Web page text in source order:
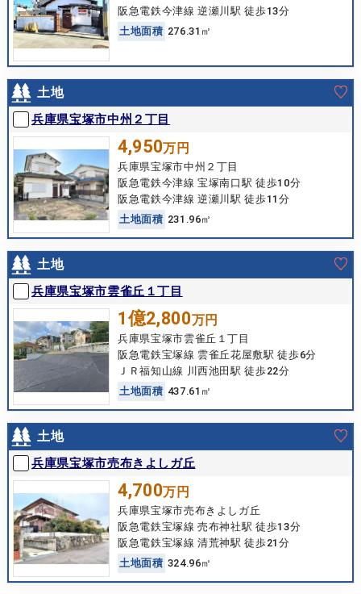
阪急電鉄今津線 逆瀬川駅 徒歩13分
土地面積 276.31㎡
土地
兵庫県宝塚市中州２丁目
4,950万円
兵庫県宝塚市中州２丁目
阪急電鉄今津線 宝塚南口駅 徒歩10分
阪急電鉄今津線 逆瀬川駅 徒歩11分
土地面積 231.96㎡
土地
兵庫県宝塚市雲雀丘１丁目
1億2,800万円
兵庫県宝塚市雲雀丘１丁目
阪急電鉄宝塚線 雲雀丘花屋敷駅 徒歩6分
ＪＲ福知山線 川西池田駅 徒歩22分
土地面積 437.61㎡
土地
兵庫県宝塚市売布きよしガ丘
4,700万円
兵庫県宝塚市売布きよしガ丘
阪急電鉄宝塚線 売布神社駅 徒歩13分
阪急電鉄宝塚線 清荒神駅 徒歩21分
土地面積 324.96㎡